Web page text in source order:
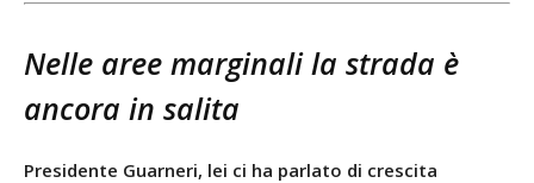
Nelle aree marginali la strada è
ancora in salita
Presidente Guarneri, lei ci ha parlato di crescita